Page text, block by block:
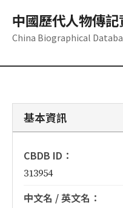
中國歷代人物傳
China Biographical
基本資訊
CBDB ID：
313954
中文名 / 英文名：